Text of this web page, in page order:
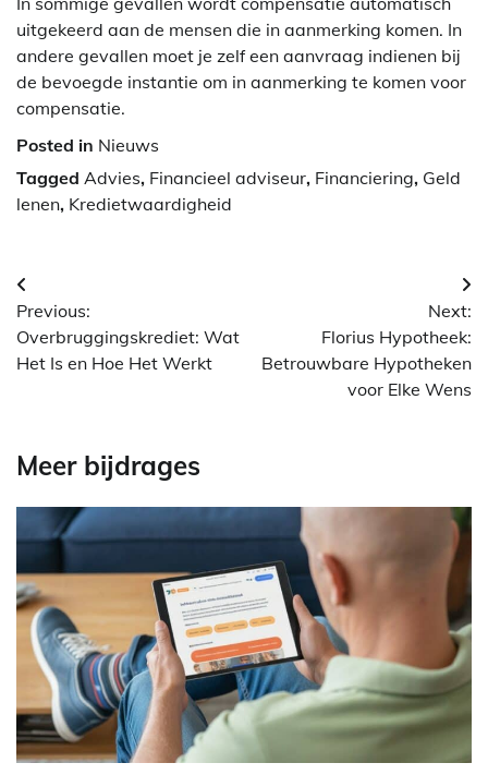
uitgekeerd aan de mensen die in aanmerking komen. In
andere gevallen moet je zelf een aanvraag indienen bij
de bevoegde instantie om in aanmerking te komen voor
compensatie.
Posted in Nieuws
Tagged Advies, Financieel adviseur, Financiering, Geld
lenen, Kredietwaardigheid
Berichtnavigatie
Previous:
Overbruggingskrediet: Wat
Het Is en Hoe Het Werkt
Next:
Florius Hypotheek:
Betrouwbare Hypotheken
voor Elke Wens
Meer bijdrages